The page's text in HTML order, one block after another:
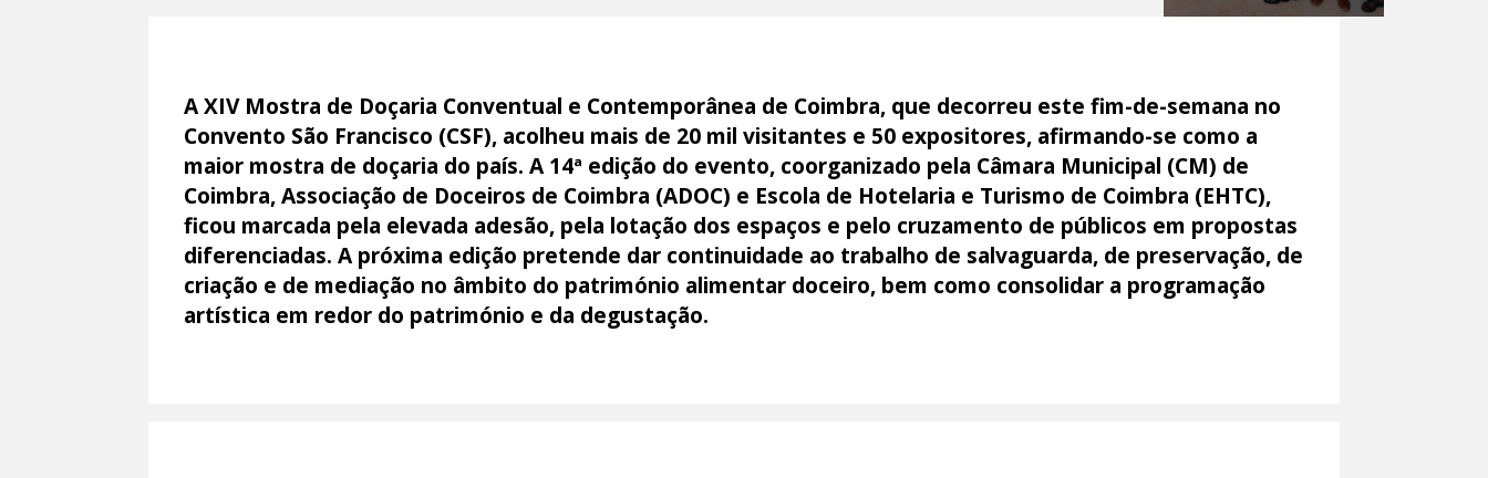
A XIV Mostra de Doçaria Conventual e Contemporânea de Coimbra, que decorreu este fim-de-semana no
Convento São Francisco (CSF), acolheu mais de 20 mil visitantes e 50 expositores, afirmando-se como a
maior mostra de doçaria do país. A 14ª edição do evento, coorganizado pela Câmara Municipal (CM) de
Coimbra, Associação de Doceiros de Coimbra (ADOC) e Escola de Hotelaria e Turismo de Coimbra (EHTC),
ficou marcada pela elevada adesão, pela lotação dos espaços e pelo cruzamento de públicos em propostas
diferenciadas. A próxima edição pretende dar continuidade ao trabalho de salvaguarda, de preservação, de
criação e de mediação no âmbito do património alimentar doceiro, bem como consolidar a programação
artística em redor do património e da degustação.